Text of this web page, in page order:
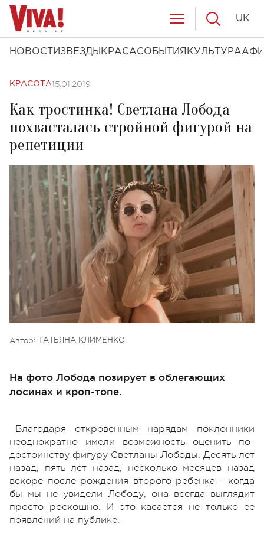
НОВОСТИ ЗВЕЗДЫ КРАСАСОБЫТИЯ КУЛЬТУРА
UK
КРАСОТА15.01.2019
Как тростинка! Светлана Лобода
похвасталась стройной фигурой на
репетиции
Автор: ТАТЬЯНА КЛИМЕНКО
На фото Лобода позирует в облегающих
лосинах и кроп-топе.
Благодаря откровенным нарядам поклонники
неоднократно имели возможность оценить по-
достоинству фигуру Светланы Лободы. Десять лет
назад, пять лет назад, несколько месяцев назад
вскоре после рождения второго ребенка - когда
бы мы не увидели Лободу, она всегда выглядит
просто роскошно. И это касается не только ее
появлений на публике.